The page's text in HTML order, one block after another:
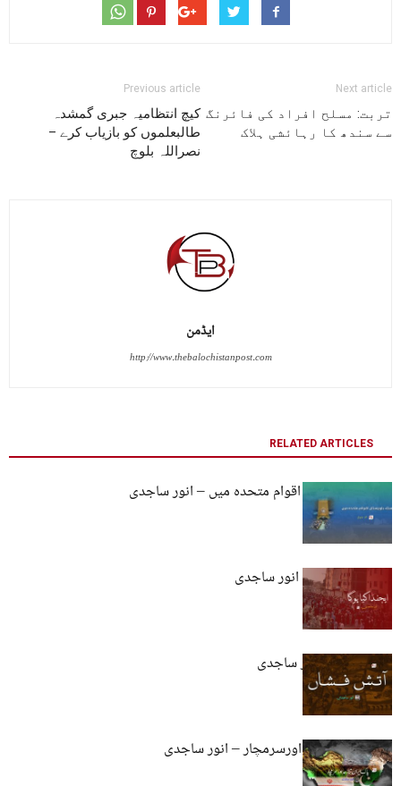
Previous article
کیچ انتظامیہ جبری گمشدہ
طالبعلموں کو بازیاب کرے –
نصراللہ بلوچ
Next article
تربت: مسلح افراد کی فائرنگ
سے سندھ کا رہائشی ہلاک
ایڈمن
http://www.thebalochistanpost.com
RELATED ARTICLES
مسئلہ بلوچستان اقوام متحدہ میں – انور ساجدی
ایجنڈا کیا ہوگا – انور ساجدی
آتش فشاں – انور ساجدی
پاک ایران تنازعہ اورسرمچار – انور ساجدی